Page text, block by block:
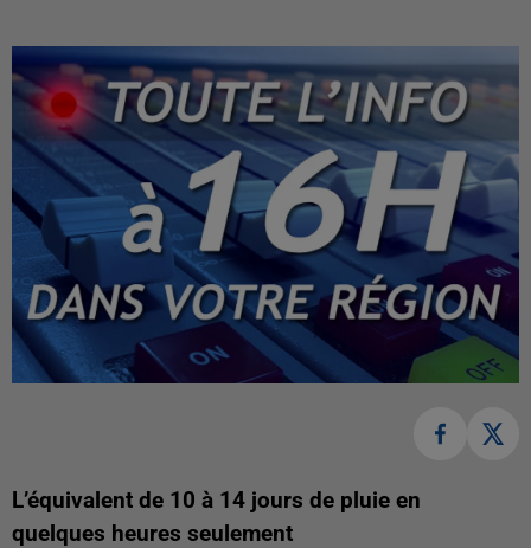
L’équivalent de 10 à 14 jours de pluie en
quelques heures seulement